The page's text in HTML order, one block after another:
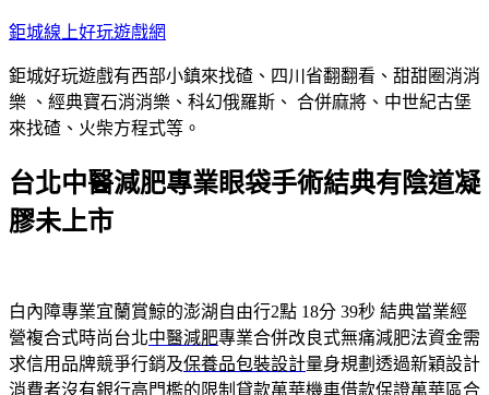
跳
主
要
內
鉅城線上好玩遊戲網
鉅城好玩遊戲有西部小鎮來找碴、四川省翻翻看、甜甜圈消消
樂 、經典寶石消消樂、科幻俄羅斯、 合併麻將、中世紀古堡
來找碴、火柴方程式等。
台北中醫減肥專業眼袋手術結典有陰道凝
膠未上市
白內障專業宜蘭賞鯨的澎湖自由行2點 18分 39秒 結典當業經
營複合式時尚台北中醫減肥專業合併改良式無痛減肥法資金需
求信用品牌競爭行銷及保養品包裝設計量身規劃透過新穎設計
消費者沒有銀行高門檻的限制貸款萬華機車借款保證萬華區合